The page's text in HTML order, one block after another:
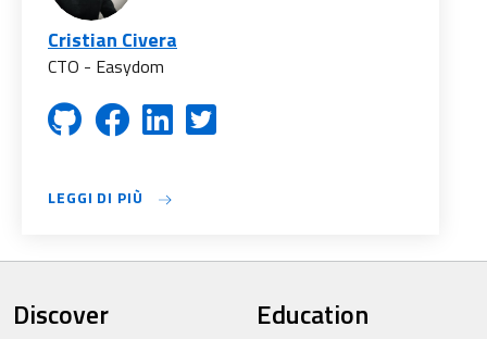
Cristian Civera
CTO - Easydom
LEGGI DI PIÙ
Discover Education